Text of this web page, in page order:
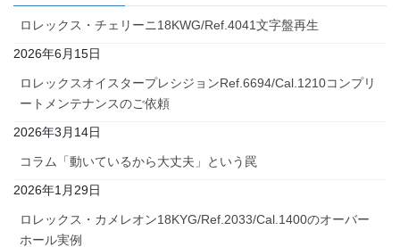
ロレックス・チェリーニ18KWG/Ref.4041文字盤再生
2026年6月15日
ロレックスオイスタープレシジョンRef.6694/Cal.1210コンプリ
ートメンテナンスのご依頼
2026年3月14日
コラム「動いているから大丈夫」という罠
2026年1月29日
ロレックス・カメレオン18KYG/Ref.2033/Cal.1400のオーバー
ホール実例